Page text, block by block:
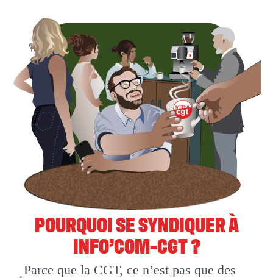
POURQUOI SE SYNDIQUER À
INFO’COM-CGT ?
Parce que la CGT, ce n’est pas que des